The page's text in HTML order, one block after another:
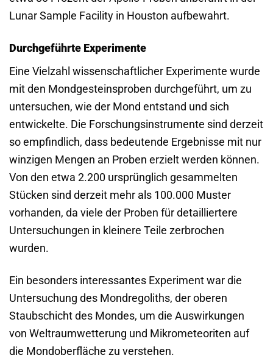
Lunar Sample Facility in Houston aufbewahrt.
Durchgeführte Experimente
Eine Vielzahl wissenschaftlicher Experimente wurde
mit den Mondgesteinsproben durchgeführt, um zu
untersuchen, wie der Mond entstand und sich
entwickelte. Die Forschungsinstrumente sind derzeit
so empfindlich, dass bedeutende Ergebnisse mit nur
winzigen Mengen an Proben erzielt werden können.
Von den etwa 2.200 ursprünglich gesammelten
Stücken sind derzeit mehr als 100.000 Muster
vorhanden, da viele der Proben für detailliertere
Untersuchungen in kleinere Teile zerbrochen
wurden.
Ein besonders interessantes Experiment war die
Untersuchung des Mondregoliths, der oberen
Staubschicht des Mondes, um die Auswirkungen
von Weltraumwetterung und Mikrometeoriten auf
die Mondoberfläche zu verstehen.